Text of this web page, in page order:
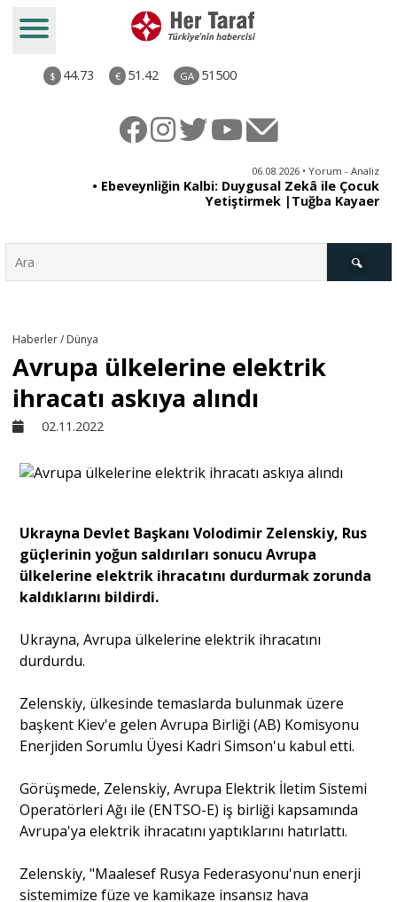
$ 44.73 € 51.42 GA 51500
06.08.2026 • Yorum - Analiz
• Ebeveynliğin Kalbi: Duygusal Zekâ ile Çocuk
Yetiştirmek |Tuğba Kayaer
Derkenar
Ekonomi
Söyleşi
Yazı Dizisi
Portre
Haberler / Dünya
Avrupa ülkelerine elektrik
ihracatı askıya alındı
02.11.2022
​​​​​​​Ukrayna Devlet Başkanı Volodimir Zelenskiy, Rus
güçlerinin yoğun saldırıları sonucu Avrupa
ülkelerine elektrik ihracatını durdurmak zorunda
kaldıklarını bildirdi.
Ukrayna, Avrupa ülkelerine elektrik ihracatını
durdurdu.
Zelenskiy, ülkesinde temaslarda bulunmak üzere
başkent Kiev'e gelen Avrupa Birliği (AB) Komisyonu
Enerjiden Sorumlu Üyesi Kadri Simson'u kabul etti.
Görüşmede, Zelenskiy, Avrupa Elektrik İletim Sistemi
Operatörleri Ağı ile (ENTSO-E) iş birliği kapsamında
Avrupa'ya elektrik ihracatını yaptıklarını hatırlattı.
Zelenskiy, "Maalesef Rusya Federasyonu'nun enerji
sistemimize füze ve kamikaze insansız hava